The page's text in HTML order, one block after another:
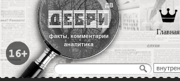
Главная